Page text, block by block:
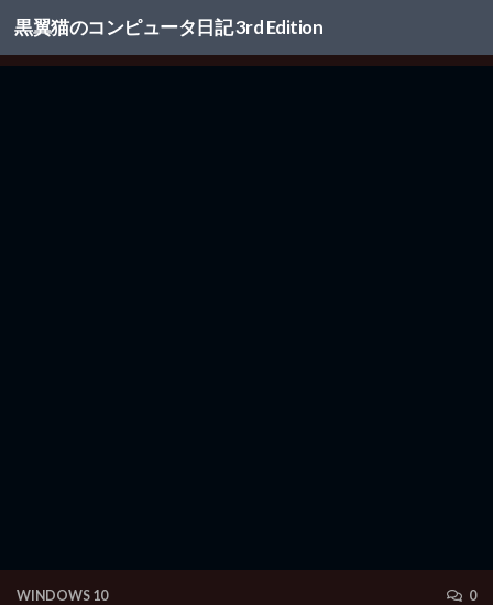
コンテンツへスキップ
黒翼猫のコンピュータ日記 3rd Edition
WINDOWS 10 0